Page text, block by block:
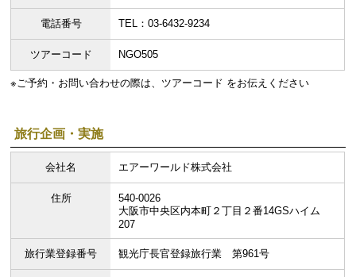
電話番号 TEL：03-6432-9234
ツアーコード NGO505
※ご予約・お問い合わせの際は、ツアーコード をお伝えください
旅行企画・実施
会社名 エアーワールド株式会社
住所
540-0026
大阪市中央区内本町２丁目２番14GSハイム
207
旅行業登録番号 観光庁長官登録旅行業 第961号